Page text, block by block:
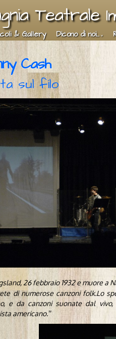
Teatrale
& Gallery Dicono di noi...
Cash
sul filo
26 febbraio 1932 e muore a
di numerose canzoni folk.Lo
e da canzoni suonatedal
americano.